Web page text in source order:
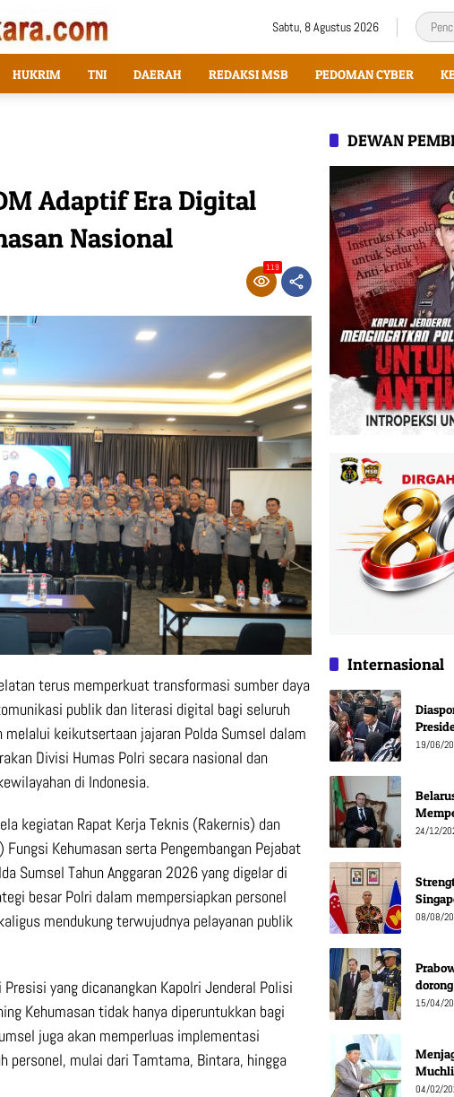
Sabtu, 8 Agustus 2026
HUKRIM TNI DAERAH REDAKSI MSB PEDOMAN CYBER
Adaptif Era Digital
Nasional
119
terus memperkuat transformasi sumber daya
publik dan literasi digital bagi seluruh
keikutsertaan jajaran Polda Sumsel dalam
Divisi Humas Polri secara nasional dan
di Indonesia.
kegiatan Rapat Kerja Teknis (Rakernis) dan
Kehumasan serta Pengembangan Pejabat
Sumsel Tahun Anggaran 2026 yang digelar di
besar Polri dalam mempersiapkan personel
mendukung terwujudnya pelayanan publik
yang dicanangkan Kapolri Jenderal Polisi
Kehumasan tidak hanya diperuntukkan bagi
juga akan memperluas implementasi
personel, mulai dari Tamtama, Bintara, hingga
DEWAN
Internasional
19/06/
24/12/
08/08/
15/04/
04/02/